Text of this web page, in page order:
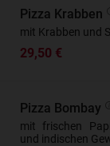
Pizza Krabben
mit Krabben und
29,50 €
Pizza Bombay
mit frischen
und indischen